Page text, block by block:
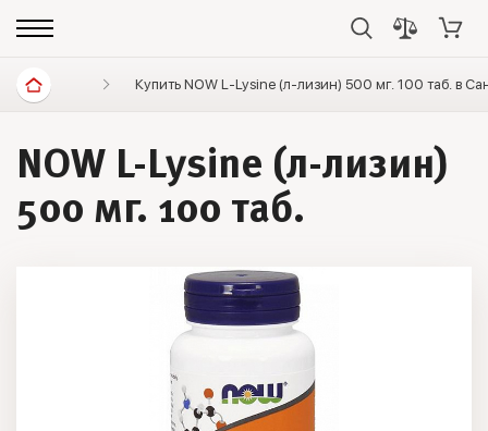
Спортивное питание Аминокислоты Прочие
Купить NOW L-Lysine (л-лизин) 500 мг. 100 таб. в
NOW L-Lysine (л-лизин)
500 мг. 100 таб.